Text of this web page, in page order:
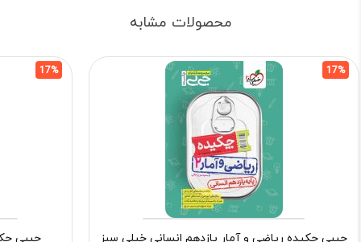
محصولات مشابه
17%
جیبی چکیده ریاضی و آمار یازدهم انسانی خیلی سبز
17%
جیبی